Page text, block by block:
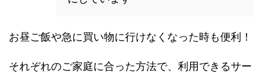
お昼ご飯や急に買い物に行けなくなった時も便利！
それぞれのご家庭に合った方法で、利用できるサー